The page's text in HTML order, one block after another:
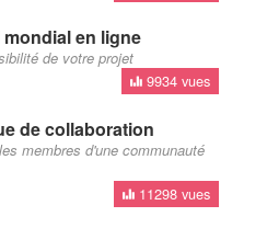
en ligne
de votre projet
9934 vues
de collaboration
membres d'une communauté
11298 vues